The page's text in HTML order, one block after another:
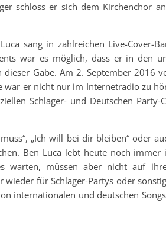
schloss er sich dem Kirchenchor
sang in zahlreichen Live-Cover-
war es möglich, dass er in den
Gabe. Am 2. September 2016
war er nicht nur im Internetradio zu
Schlager- und Deutschen Party-
„Ich will bei dir bleiben“ oder
Ben Luca lebt heute noch immer
warten, müssen aber nicht auf
für Schlager-Partys oder
internationalen und deutschen